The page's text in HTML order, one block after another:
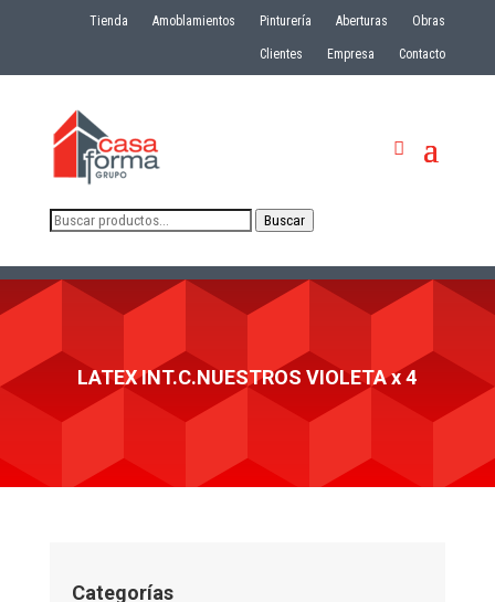
Tienda Amoblamientos Pinturería Aberturas Obras
Clientes Empresa Contacto
Buscar
Buscar
LATEX INT.C.NUESTROS VIOLETA x 4
Categorías